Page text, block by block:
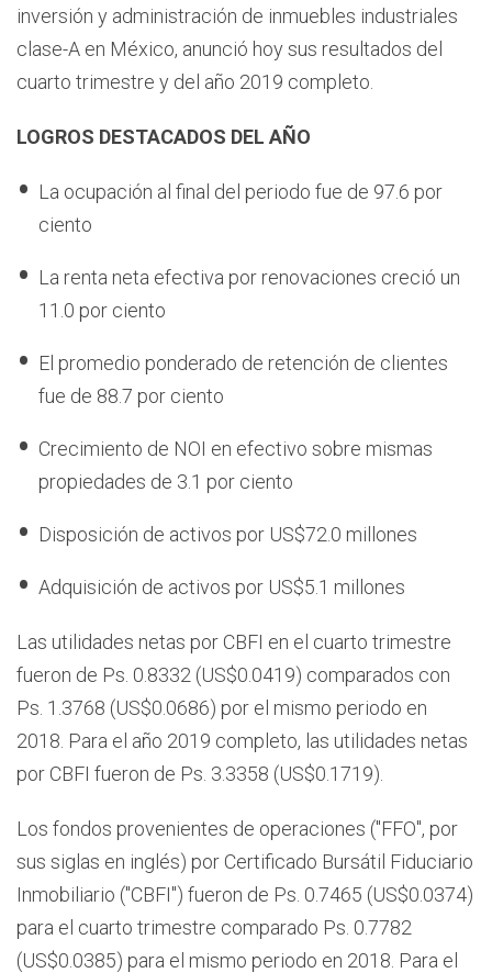
inversión y administración de inmuebles industriales
clase-A en México, anunció hoy sus resultados del
cuarto trimestre y del año 2019 completo.
LOGROS DESTACADOS DEL AÑO
La ocupación al final del periodo fue de 97.6 por
ciento
La renta neta efectiva por renovaciones creció un
11.0 por ciento
El promedio ponderado de retención de clientes
fue de 88.7 por ciento
Crecimiento de NOI en efectivo sobre mismas
propiedades de 3.1 por ciento
Disposición de activos por US$72.0 millones
Adquisición de activos por US$5.1 millones
Las utilidades netas por CBFI en el cuarto trimestre
fueron de Ps. 0.8332 (US$0.0419) comparados con
Ps. 1.3768 (US$0.0686) por el mismo periodo en
2018. Para el año 2019 completo, las utilidades netas
por CBFI fueron de Ps. 3.3358 (US$0.1719).
Los fondos provenientes de operaciones ("FFO", por
sus siglas en inglés) por Certificado Bursátil Fiduciario
Inmobiliario ("CBFI") fueron de Ps. 0.7465 (US$0.0374)
para el cuarto trimestre comparado Ps. 0.7782
(US$0.0385) para el mismo periodo en 2018. Para el